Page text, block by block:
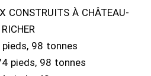
CONSTRUITS À CHÂTEAU-
RICHER
98 tonnes
pieds, 98 tonnes